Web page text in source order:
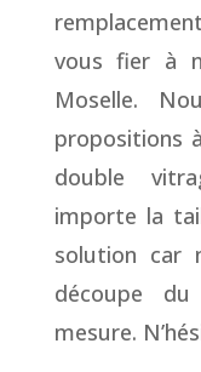
vous fier à
Moselle.
propositions
double
importe la
solution car
découpe
mesure.